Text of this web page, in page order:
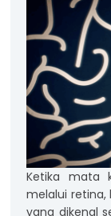
Ketika mata
melalui retina,
yang dikenal